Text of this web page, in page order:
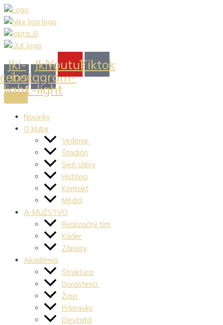
Preskočiť
na
obsah
Jki-
light
Jki-
instagram-
1-light
YoutubeTiktok
Novinky
O klube
Vedenie
Štadión
Sieň slávy
História
Kontakt
Médiá
A-MUŽSTVO
Realizačný tím
Káder
Zápasy
Akadémia
Štruktúra
Dorastenci
Žiaci
Prípravky
Dievčatá